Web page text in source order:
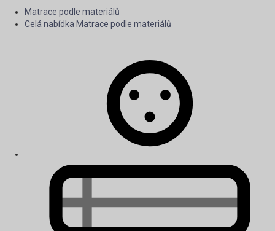
Matrace podle materiálů
Celá nabídka Matrace podle materiálů